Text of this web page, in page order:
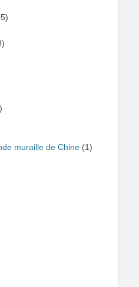
muraille de Chine (1)